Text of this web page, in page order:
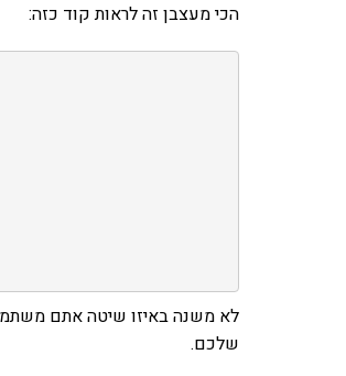
הכי מעצבן זה לראות קוד כזה:
שלכם.